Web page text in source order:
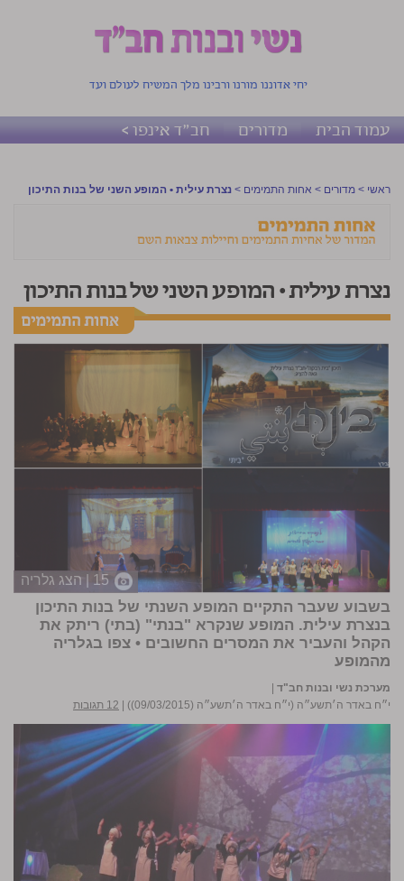
יחי אדוננו מורנו ורבינו מלך המשיח לעולם ועד
עמוד הבית מדורים חב"ד אינפו >
ראשי > מדורים > אחות התמימים > נצרת עילית • המופע השני של בנות התיכון
נצרת עילית • המופע השני של בנות התיכון
15 | הצג גלריה
בשבוע שעבר התקיים המופע השנתי של בנות התיכון
בנצרת עילית. המופע שנקרא "בנתי" (בתי) ריתק את
הקהל והעביר את המסרים החשובים • צפו בגלריה
מהמופע
מערכת נשי ובנות חב"ד
י״ח באדר ה׳תשע״ה (י״ח באדר ה׳תשע״ה (09/03/2015))
12 תגובות